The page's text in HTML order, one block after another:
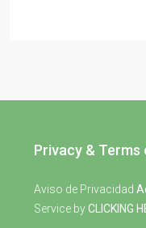
Privacy & Terms
Aviso de Privacidad
Service byCLICKING